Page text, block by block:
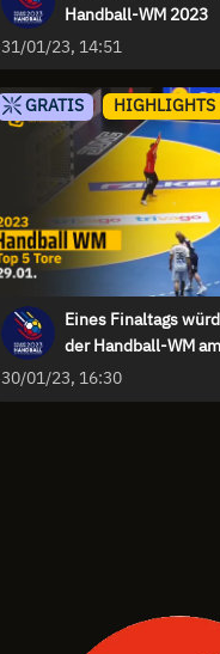
Handball-WM 2023
31/01/23, 14:51
GRATIS HIGHLIGHTS
Eines Finaltags
der Handball-WM
30/01/23, 16:30